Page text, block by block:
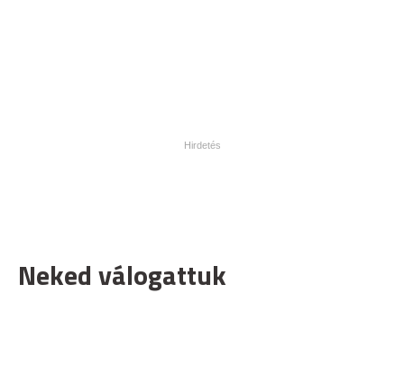
Neked válogattuk